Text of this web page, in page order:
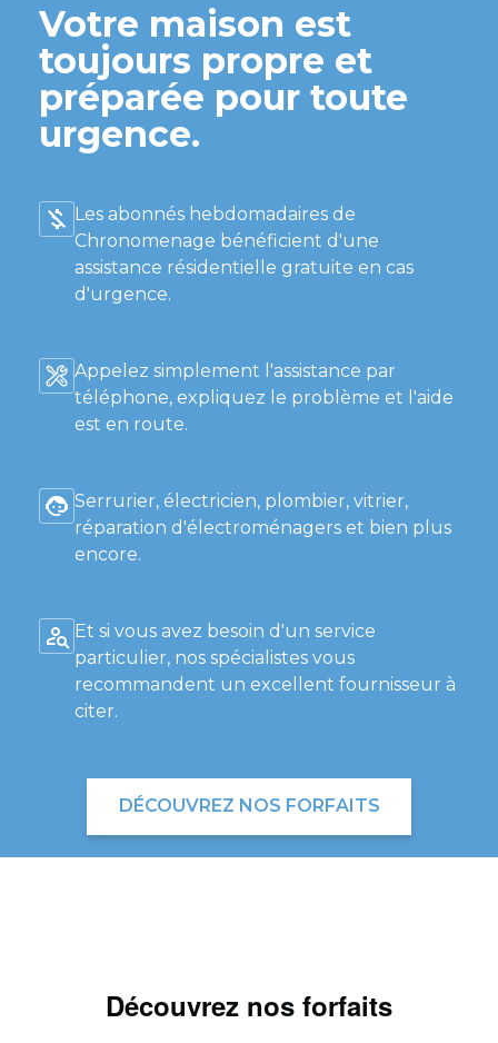
Votre maison est
toujours propre et
préparée pour toute
urgence.
Les abonnés hebdomadaires de
Chronomenage bénéficient d'une
assistance résidentielle gratuite en cas
d'urgence.
Appelez simplement l'assistance par
téléphone, expliquez le problème et l'aide
est en route.
Serrurier, électricien, plombier, vitrier,
réparation d'électroménagers et bien plus
encore.
Et si vous avez besoin d'un service
particulier, nos spécialistes vous
recommandent un excellent fournisseur à
citer.
DÉCOUVREZ NOS FORFAITS
Découvrez nos forfaits